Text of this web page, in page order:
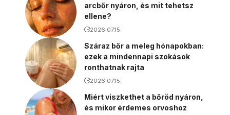
arcbőr nyáron, és mit tehetsz
ellene?
2026.07.15.
Száraz bőr a meleg hónapokban:
ezek a mindennapi szokások
ronthatnak rajta
2026.07.15.
Miért viszkethet a bőröd nyáron,
és mikor érdemes orvoshoz